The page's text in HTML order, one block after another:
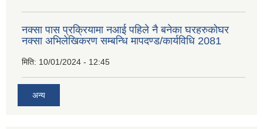
नक्सा पास प्रक्रियामा नआई पहिले नै बनेका घरहरुकोघर
नक्सा अभिलेखिकरण सम्बन्धि मापदण्ड/कार्यविधि 2081
मिति: 10/01/2024 - 12:45
अन्य